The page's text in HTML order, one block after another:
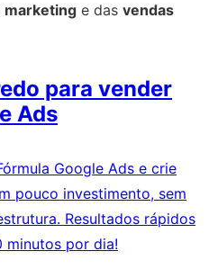
marketing e das vendas
para vender
Ads
Google Ads e crie
pouco investimento, sem
Resultados rápidos
minutos por dia!